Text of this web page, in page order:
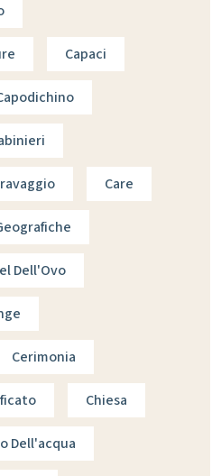
Capaci
Care
Dell'Ovo
Cerimonia
Chiesa
Dell'acqua